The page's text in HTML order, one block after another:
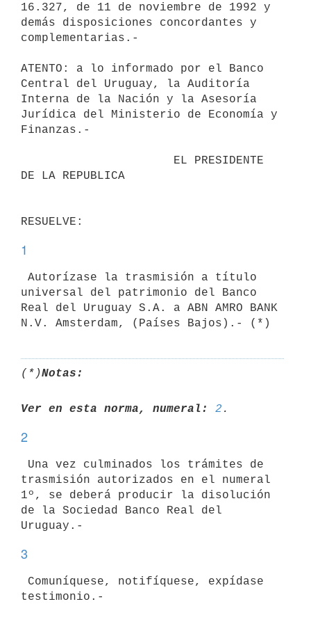
16.327, de 11 de noviembre de 1992 y
demás disposiciones concordantes y
complementarias.-
ATENTO: a lo informado por el Banco
Central del Uruguay, la Auditoría
Interna de la Nación y la Asesoría
Jurídica del Ministerio de Economía y
Finanzas.-
DE LA REPUBLICA
1
universal del patrimonio del Banco
Real del Uruguay S.A. a ABN AMRO BANK
(*)Notas:
Ver en esta norma, numeral: 2
2
trasmisión autorizados en el numeral
1º, se deberá producir la disolución
de la Sociedad Banco Real del
3